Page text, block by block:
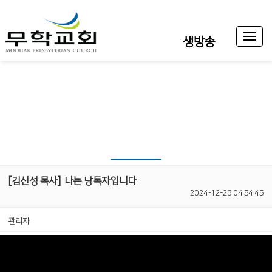
생방송
Toggle
[김신성 목사] 나는 낭독자입니다
2024-12-23 04:54:45
관리자